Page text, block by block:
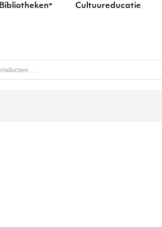
Bibliotheken Cultuureducatie